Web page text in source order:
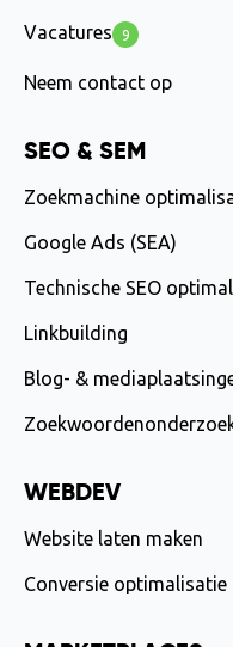
Vacatures 9
Neem contact op
SEO & SEM
Zoekmachine
Google Ads (SEA)
Technische SEO
Linkbuilding
Blog- &
WEBDEV
Website laten maken
Conversie optimalisatie